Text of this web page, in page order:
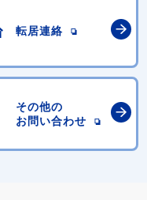
転居連絡
その他の
お問い合わせ